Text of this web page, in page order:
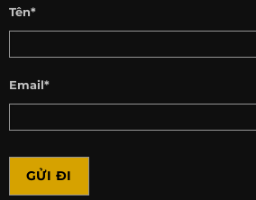
Tên*
Email*